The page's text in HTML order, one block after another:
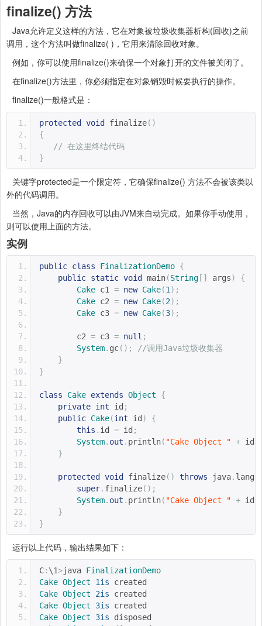
finalize() 方法
Java允许定义这样的方法，它在对象被垃圾收集器析构(回收)之前
调用，这个方法叫做finalize( )，它用来清除回收对象。
例如，你可以使用finalize()来确保一个对象打开的文件被关闭了。
在finalize()方法里，你必须指定在对象销毁时候要执行的操作。
finalize()一般格式是：
protected void finalize()
{
// 在这里终结代码
}
关键字protected是一个限定符，它确保finalize() 方法不会被该类以
外的代码调用。
当然，Java的内存回收可以由JVM来自动完成。如果你手动使用，
则可以使用上面的方法。
实例
public class FinalizationDemo {
public static void main(String [] args)
{
Cake c1 = new Cake(1 );
Cake c2 = new Cake(2);
Cake c3 = new Cake(3);
        c2
= c3 = null ;
System. gc();
//调用Java垃圾收集器
}
}
class Cake extends Object
{
private int id ;
public Cake(int id )
{
this . id = id ;
System. out . println( "Cake Object " + id
}
protected void finalize() throws java. lang
super. finalize();
System. out . println( "Cake Object " + id
}
}
运行以上代码，输出结果如下：
C: \1>java FinalizationDemo
Cake Object 1is created
Cake Object 2is created
Cake Object 3is created
Cake Object 3is disposed